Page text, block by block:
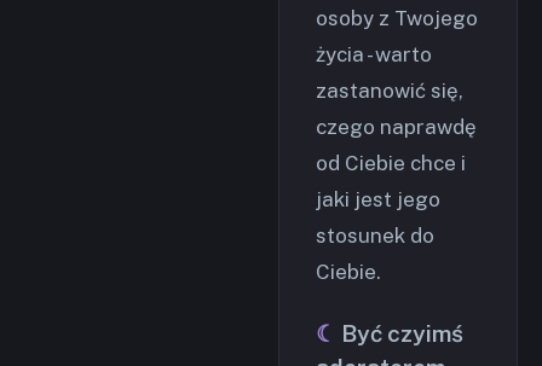
osoby z Twojego
życia - warto
zastanowić się,
czego naprawdę
od Ciebie chce i
jaki jest jego
stosunek do
Ciebie.
Być czyimś